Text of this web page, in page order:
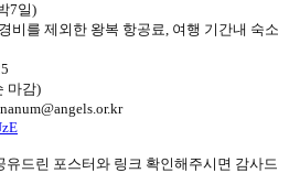
7일)
비를 제외한 왕복 항공료, 여행 기간내 숙소
마감)
드린 포스터와 링크 확인해주시면 감사드